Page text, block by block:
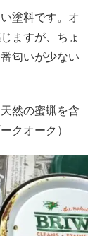
塗料です。オ
ますが、ちょ
匂いが少ない
然の蜜蝋を含
クオーク）